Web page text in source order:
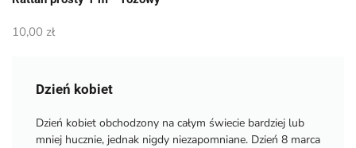
10,00 zł
Dzień kobiet
Dzień kobiet obchodzony na całym świecie bardziej lub
mniej hucznie, jednak nigdy niezapomniane. Dzień 8 marca